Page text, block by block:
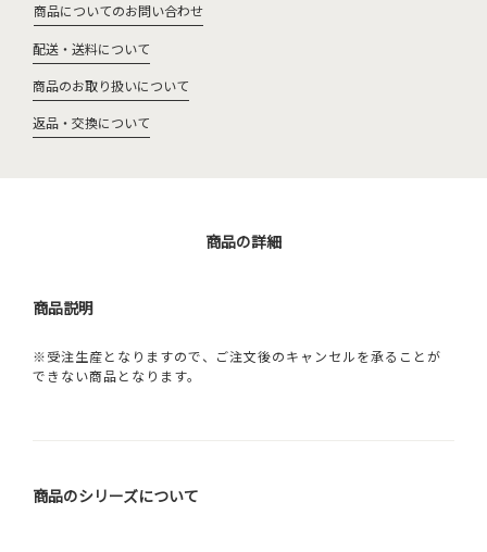
商品についてのお問い合わせ
配送・送料について
商品のお取り扱いについて
返品・交換について
商品の詳細
商品説明
※受注生産となりますので、ご注文後のキャンセルを承ることが
できない商品となります。
商品のシリーズについて